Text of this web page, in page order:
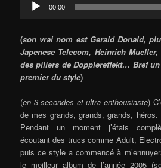
Player
00:00
(son vrai nom est Gerald Donald,
Japenese Telecom, Heinrich
des piliers de Dopplereffekt… Bref
premier du style)
(en 3 secondes et ultra enthousiaste)
de mes grands, grands, grands, héros.
Pendant un moment j’étais
écoutant des trucs comme Adult,
puis ce style a commencé à
le meilleur album de l’année 2005